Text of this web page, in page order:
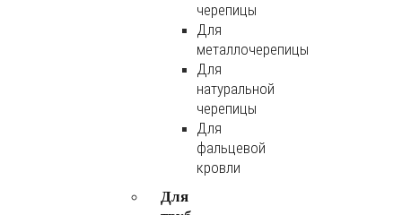
черепицы
Для
металлочерепицы
Для
натуральной
черепицы
Для
фальцевой
кровли
Для